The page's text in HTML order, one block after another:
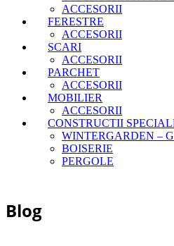
ACCESORII
FERESTRE
ACCESORII
SCARI
ACCESORII
PARCHET
ACCESORII
MOBILIER
ACCESORII
CONSTRUCTII
WINTERGARDEN –
BOISERIE
PERGOLE
Blog